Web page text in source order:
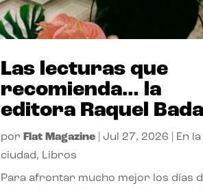
Las lecturas que
recomienda… la
editora Raquel
por Flat Magazine Jul 27, 2026
En la
ciudad, Libros
Para afrontar mucho mejor los días